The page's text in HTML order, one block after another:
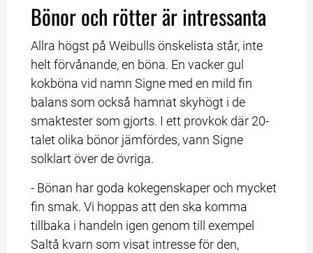
Bönor och rötter är intressanta
Allra högst på Weibulls önskelista står, inte
helt förvånande, en böna. En vacker gul
kokböna vid namn Signe med en mild fin
balans som också hamnat skyhögt i de
smaktester som gjorts. I ett provkok där 20-
talet olika bönor jämfördes, vann Signe
solklart över de övriga.
- Bönan har goda kokegenskaper och mycket
fin smak. Vi hoppas att den ska komma
tillbaka i handeln igen genom till exempel
Saltå kvarn som visat intresse för den,